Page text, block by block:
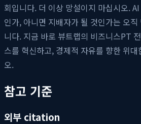
회입니다. 더 이상 망설이지 마십시오.
인가, 아니면 지배자가 될 것인가는 오
니다. 지금 바로 뷰트랩의 비즈니스PT
스를 혁신하고, 경제적 자유를 향한 위
오.
참고 기준
외부 citation